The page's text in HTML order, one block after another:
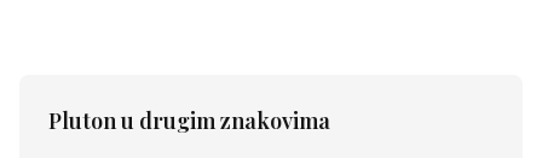
Plutonu drugim znakovima